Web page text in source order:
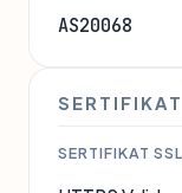
AS20068
SERTIFIKAT SSL